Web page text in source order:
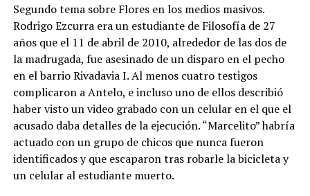
Segundo tema sobre Flores en los medios masivos.
Rodrigo Ezcurra era un estudiante de Filosofía de 27
años que el 11 de abril de 2010, alrededor de las dos de
la madrugada, fue asesinado de un disparo en el pecho
en el barrio Rivadavia I. Al menos cuatro testigos
complicaron a Antelo, e incluso uno de ellos describió
haber visto un video grabado con un celular en el que el
acusado daba detalles de la ejecución. “Marcelito” habría
actuado con un grupo de chicos que nunca fueron
identificados y que escaparon tras robarle la bicicleta y
un celular al estudiante muerto.